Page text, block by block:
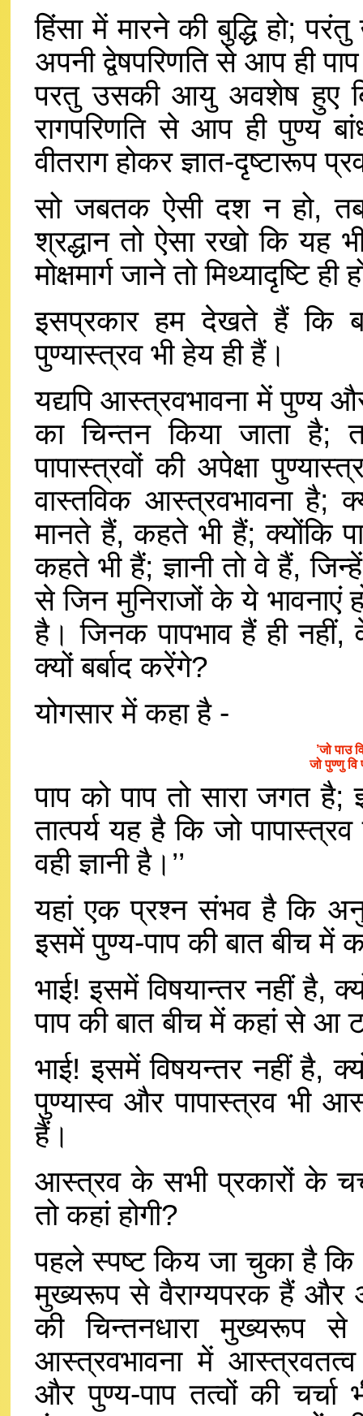
हिंसा में मारने की बुद्धि हो;
अपनी द्वेषपरिणति से आप ही
परतु उसकी आयु अवशेष हुए
रागपरिणति से आप ही पुण्य
वीतराग होकर ज्ञात-दृष्टारूप
सो जबतक ऐसी दश न हो,
श्रद्धान तो ऐसा रखो कि यह
मोक्षमार्ग जाने तो मिथ्यादृष्टि ही
इसप्रकार हम देखते हैं कि
पुण्यास्त्रव भी हेय ही हैं।
यद्यपि आस्त्रवभावना में पुण्य
का चिन्तन किया जाता है;
पापास्त्रवों की अपेक्षा
वास्तविक आस्त्रवभावना है;
मानते हैं, कहते भी हैं; क्योंकि
कहते भी हैं; ज्ञानी तो वे हैं,
से जिन मुनिराजों के ये भावनाएं
है। जिनक पापभाव हैं ही
क्यों बर्बाद करेंगे?
योगसार में कहा है -
’जो पाउ
जो पुण्णु वि
पाप को पाप तो सारा जगत है;
तात्पर्य यह है कि जो
वही ज्ञानी है।’’
यहां एक प्रश्न संभव है कि
इसमें पुण्य-पाप की बात बीच
भाई! इसमें विषयान्तर नहीं है,
पाप की बात बीच में कहां से आ
भाई! इसमें विषयन्तर नहीं है,
पुण्यास्व और पापास्त्रव भी
हैं।
आस्त्रव के सभी प्रकारों के
तो कहां होगी?
पहले स्पष्ट किय जा चुका है
मुख्यरूप से वैराग्यपरक हैं और
की चिन्तनधारा मुख्यरूप
आस्त्रवभावना में
और पुण्य-पाप तत्वों की चर्चा